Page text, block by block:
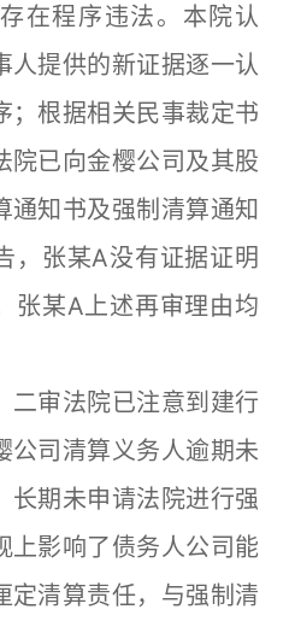
在程序违法。本院认
人提供的新证据逐一认
；根据相关民事裁定书
院已向金樱公司及其股
通知书及强制清算通知
，张某A没有证据证明
张某A上述再审理由均
审法院已注意到建行
公司清算义务人逾期未
长期未申请法院进行强
上影响了债务人公司能
定清算责任，与强制清